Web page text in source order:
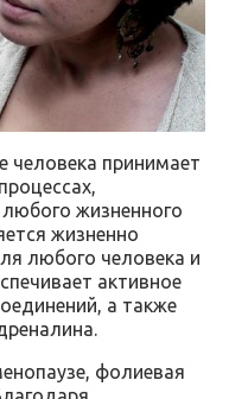
человека принимает
жизненного
жизненно
любого человека и
активное
а также
фолиевая